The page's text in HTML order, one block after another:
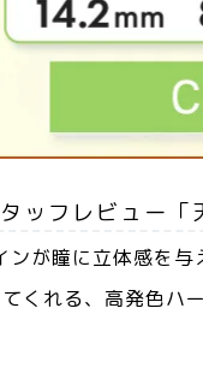
ッフレビュー「
が瞳に立体感を
てくれる、高発色